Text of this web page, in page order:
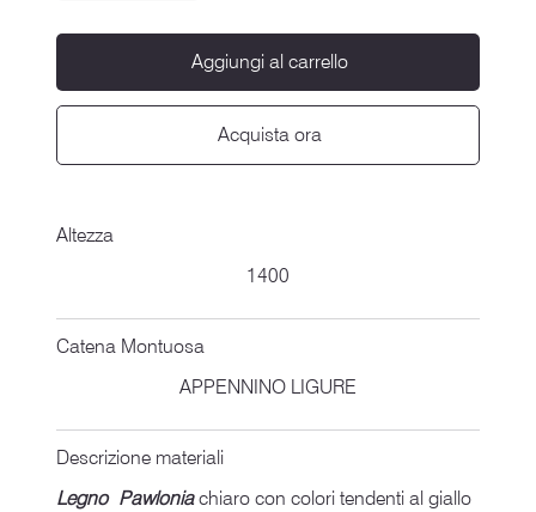
Aggiungi al carrello
Acquista ora
Altezza
1400
Catena Montuosa
APPENNINO LIGURE
Descrizione materiali
Legno Pawloniachiaro con colori tendenti al giallo